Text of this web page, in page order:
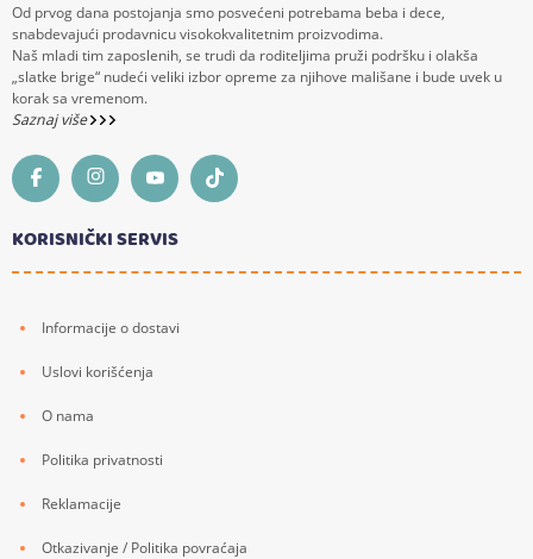
Od prvog dana postojanja smo posvećeni potrebama beba i dece,
snabdevajući prodavnicu visokokvalitetnim proizvodima.
Naš mladi tim zaposlenih, se trudi da roditeljima pruži podršku i olakša
„slatke brige“ nudeći veliki izbor opreme za njihove mališane i bude uvek u
korak sa vremenom.
Saznaj više
KORISNIČKI SERVIS
Informacije o dostavi
Uslovi korišćenja
O nama
Politika privatnosti
Reklamacije
Otkazivanje / Politika povraćaja